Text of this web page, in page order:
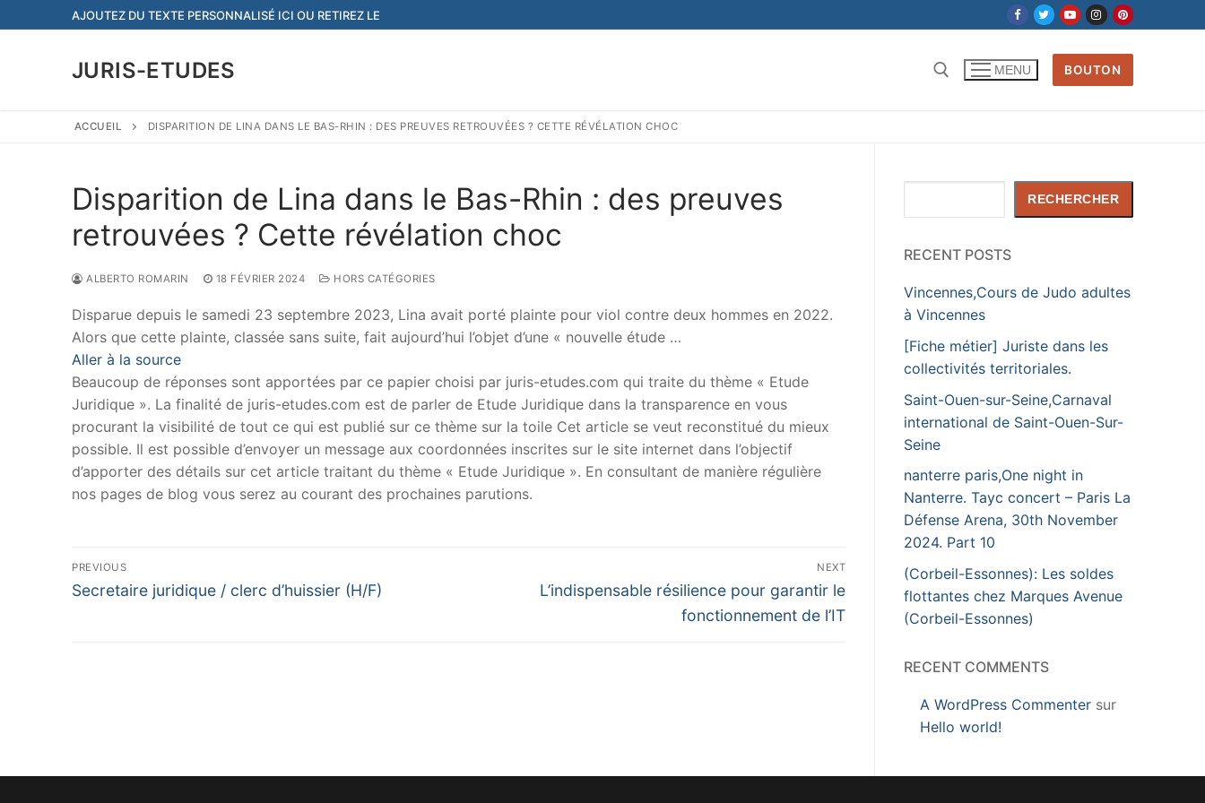
au
AJOUTEZ DU TEXTE PERSONNALISÉ ICI OU RETIREZ LE
JURIS-ETUDES MENU BOUTON
ACCUEIL DISPARITION DE LINA DANS LE BAS-RHIN : DES PREUVES RETROUVÉES ? CETTE RÉVÉLATION CHOC
Disparition de Lina dans le Bas-Rhin : des preuves
retrouvées ? Cette révélation choc
ALBERTO ROMARIN 18 FÉVRIER 2024 HORS CATÉGORIES
Disparue depuis le samedi 23 septembre 2023, Lina avait porté plainte pour viol contre deux hommes en 2022.
Alors que cette plainte, classée sans suite, fait aujourd’hui l’objet d’une « nouvelle étude …
Aller à la source
Beaucoup de réponses sont apportées par ce papier choisi par juris-etudes.com qui traite du thème « Etude
Juridique ». La finalité de juris-etudes.com est de parler de Etude Juridique dans la transparence en vous
procurant la visibilité de tout ce qui est publié sur ce thème sur la toile Cet article se veut reconstitué du mieux
possible. Il est possible d’envoyer un message aux coordonnées inscrites sur le site internet dans l’objectif
d’apporter des détails sur cet article traitant du thème « Etude Juridique ». En consultant de manière régulière
nos pages de blog vous serez au courant des prochaines parutions.
Navigation
de
PREVIOUS
Previous
Secretaire juridique / clerc d’huissier (H/F)
NEXT
Next
L’indispensable résilience pour garantir le
fonctionnement de l’IT
RECHERCHER
RECENT POSTS
Vincennes,Cours de Judo adultes
à Vincennes
[Fiche métier] Juriste dans les
collectivités territoriales.
Saint-Ouen-sur-Seine,Carnaval
international de Saint-Ouen-Sur-
Seine
nanterre paris,One night in
Nanterre. Tayc concert – Paris La
Défense Arena, 30th November
2024. Part 10
(Corbeil-Essonnes): Les soldes
flottantes chez Marques Avenue
(Corbeil-Essonnes)
RECENT COMMENTS
A WordPress Commenter sur
Hello world!